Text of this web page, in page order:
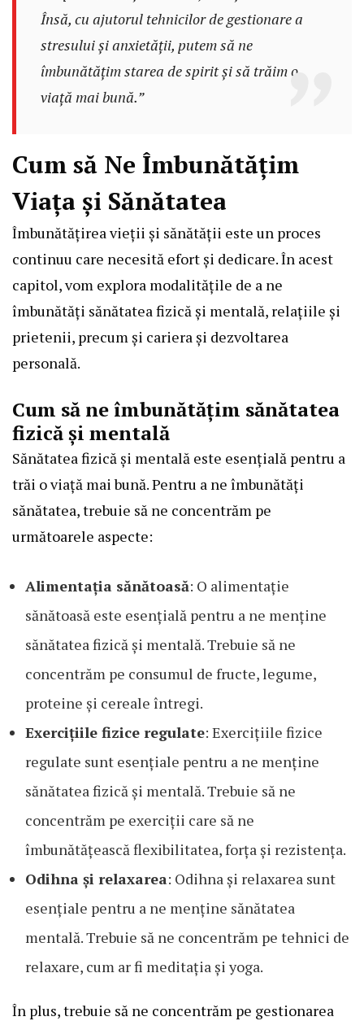
Însă, cu ajutorul tehnicilor de gestionare a
stresului și anxietății, putem să ne
îmbunătățim starea de spirit și să trăim o
viață mai bună.”
Cum să Ne Îmbunătățim
Viața și Sănătatea
Îmbunătățirea vieții și sănătății este un proces
continuu care necesită efort și dedicare. În acest
capitol, vom explora modalitățile de a ne
îmbunătăți sănătatea fizică și mentală, relațiile și
prietenii, precum și cariera și dezvoltarea
personală.
Cum să ne îmbunătățim sănătatea
fizică și mentală
Sănătatea fizică și mentală este esențială pentru a
trăi o viață mai bună. Pentru a ne îmbunătăți
sănătatea, trebuie să ne concentrăm pe
următoarele aspecte:
Alimentația sănătoasă: O alimentație
sănătoasă este esențială pentru a ne menține
sănătatea fizică și mentală. Trebuie să ne
concentrăm pe consumul de fructe, legume,
proteine și cereale întregi.
Exercițiile fizice regulate: Exercițiile fizice
regulate sunt esențiale pentru a ne menține
sănătatea fizică și mentală. Trebuie să ne
concentrăm pe exerciții care să ne
îmbunătățească flexibilitatea, forța și rezistența.
Odihna și relaxarea: Odihna și relaxarea sunt
esențiale pentru a ne menține sănătatea
mentală. Trebuie să ne concentrăm pe tehnici de
relaxare, cum ar fi meditația și yoga.
În plus, trebuie să ne concentrăm pe gestionarea